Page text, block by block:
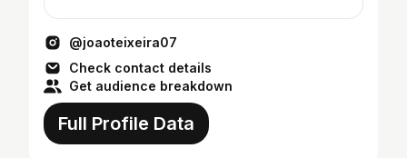
@joaoteixeira07
Check contact details
Get audience breakdown
Full Profile Data